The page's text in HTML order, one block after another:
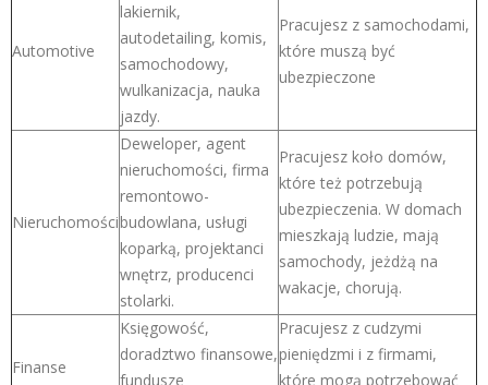
Automotive
lakiernik,
autodetailing, komis,
samochodowy,
wulkanizacja, nauka
jazdy.
Pracujesz z samochodami,
które muszą być
ubezpieczone
Nieruchomości
Deweloper, agent
nieruchomości, firma
remontowo-
budowlana, usługi
koparką, projektanci
wnętrz, producenci
stolarki.
Pracujesz koło domów,
które też potrzebują
ubezpieczenia. W domach
mieszkają ludzie, mają
samochody, jeżdżą na
wakacje, chorują.
Finanse
Księgowość,
doradztwo finansowe,
fundusze
Pracujesz z cudzymi
pieniędzmi i z firmami,
które mogą potrzebować